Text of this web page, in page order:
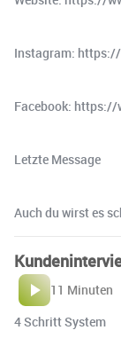
Instagram:
Facebook:
Letzte Message
Auch du wirst es
11 Minuten
4 Schritt System